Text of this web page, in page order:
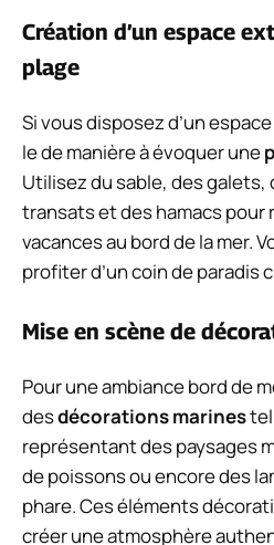
Création d’un espace
plage
Si vous disposez d’un
le de manière à évoquer une
Utilisez du sable, des galets,
transats et des hamacs pour
vacances au bord de la mer.
profiter d’un coin de paradis
Mise en scène de
Pour une ambiance bord de
desdécorations marines
représentant des paysages
de poissons ou encore des
phare. Ces éléments
créer une atmosphère